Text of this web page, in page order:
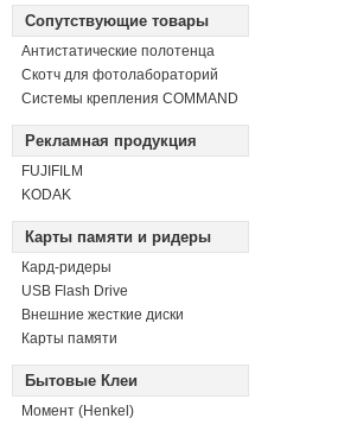
Сопутствующие товары
Антистатические полотенца
Скотч для фотолабораторий
Системы крепления COMMAND
Рекламная продукция
FUJIFILM
KODAK
Карты памяти и ридеры
Кард-ридеры
USB Flash Drive
Внешние жесткие диски
Карты памяти
Бытовые Клеи
Момент (Henkel)